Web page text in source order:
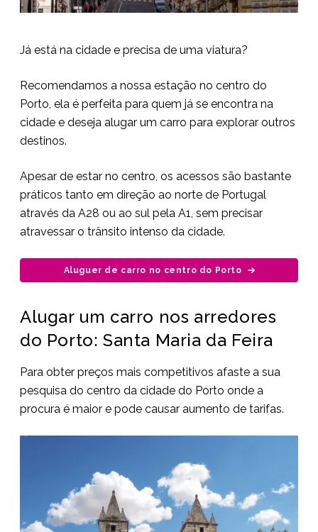
Já está na cidade e precisa de uma viatura?
Recomendamos a nossa estação no centro do
Porto, ela é perfeita para quem já se encontra na
cidade e deseja alugar um carro para explorar outros
destinos.
Apesar de estar no centro, os acessos são bastante
práticos tanto em direção ao norte de Portugal
através da A28 ou ao sul pela A1, sem precisar
atravessar o trânsito intenso da cidade.
Aluguer de carro no centro do Porto
Alugar um carro nos arredores
do Porto: Santa Maria da Feira
Para obter preços mais competitivos afaste a sua
pesquisa do centro da cidade do Porto onde a
procura é maior e pode causar aumento de tarifas.